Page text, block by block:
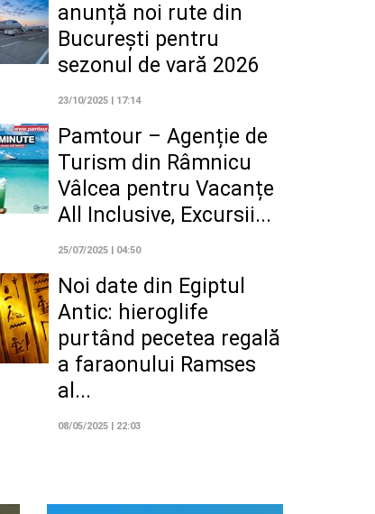
anunță noi rute din
București pentru
sezonul de vară 2026
23/10/2025 | 17:14
Pamtour – Agenție de
Turism din Râmnicu
Vâlcea pentru Vacanțe
All Inclusive, Excursii...
25/07/2025 | 04:50
Noi date din Egiptul
Antic: hieroglife
purtând pecetea regală
a faraonului Ramses
al...
08/05/2025 | 22:03